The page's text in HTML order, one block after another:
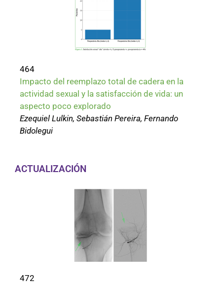
464
Impacto del reemplazo total de cadera en la
actividad sexual y la satisfacción de vida: un
aspecto poco explorado
Ezequiel Lulkin, Sebastián Pereira, Fernando
Bidolegui
ACTUALIZACIÓN
472